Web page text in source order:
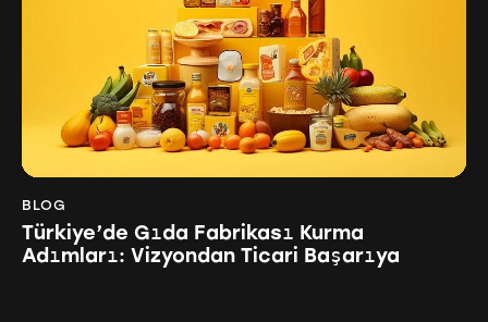
BLOG
Türkiye’de Gıda Fabrikası Kurma
Adımları: Vizyondan Ticari Başarıya